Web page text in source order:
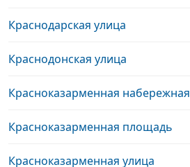
Краснодарская улица
Краснодонская улица
Красноказарменная набережная
Красноказарменная площадь
Красноказарменная улица